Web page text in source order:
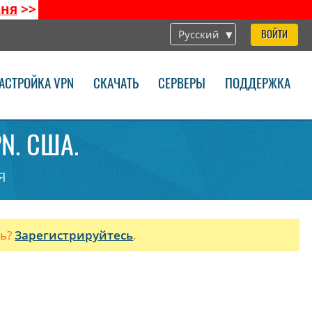
>>
Русский ВОЙТИ
VPN СКАЧАТЬ СЕРВЕРЫ ПОДДЕРЖКА
США.
Зарегистрируйтесь.